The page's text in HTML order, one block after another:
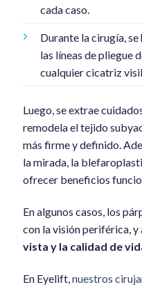
cada caso.
Durante la cirugía, se
las líneas de pliegue
cualquier cicatriz
Luego, se extrae
remodela el tejido
más firme y definido.
la mirada, la
ofrecer beneficios
En algunos casos, los
con la visión periférica, y
vista y la calidad de
En Eyelift, nuestros